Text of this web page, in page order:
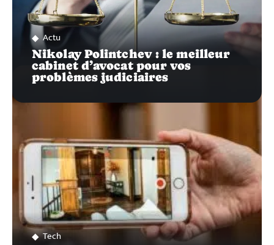
Actu
Nikolay Polintchev : le meilleur
cabinet d’avocat pour vos
problèmes judiciaires
Tech